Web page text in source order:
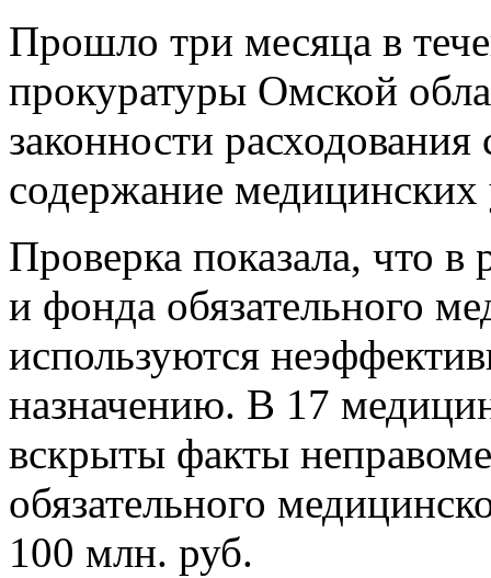
Прошло три месяца в
прокуратуры Омской
законности
содержание
Проверка показала, что в
и фонда обязательного
используются
назначению. В 17
вскрыты факты
обязательного
100 млн. руб.